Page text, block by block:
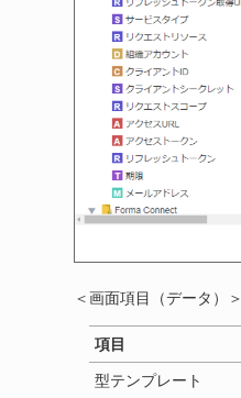
＜画面項目（データ）＞
項目
型テンプレート